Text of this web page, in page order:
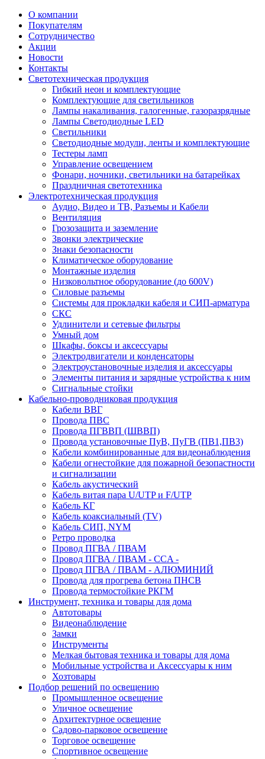
О компании
Покупателям
Сотрудничество
Акции
Новости
Контакты
Светотехническая продукция
Гибкий неон и комплектующие
Комплектующие для светильников
Лампы накаливания, галогенные, газоразрядные
Лампы Светодиодные LED
Светильники
Светодиодные модули, ленты и комплектующие
Тестеры ламп
Управление освещением
Фонари, ночники, светильники на батарейках
Праздничная светотехника
Электротехническая продукция
Аудио, Видео и ТВ, Разъемы и Кабели
Вентиляция
Грозозащита и заземление
Звонки электрические
Знаки безопасности
Климатическое оборудование
Монтажные изделия
Низковольтное оборудование (до 600V)
Силовые разъемы
Системы для прокладки кабеля и СИП-арматура
СКС
Удлинители и сетевые фильтры
Умный дом
Шкафы, боксы и аксессуары
Электродвигатели и конденсаторы
Электроустановочные изделия и аксессуары
Элементы питания и зарядные устройства к ним
Сигнальные стойки
Кабельно-проводниковая продукция
Кабели ВВГ
Провода ПВС
Провода ПГВВП (ШВВП)
Провода установочные ПуВ, ПуГВ (ПВ1,ПВ3)
Кабели комбинированные для видеонаблюдения
Кабели огнестойкие для пожарной безопастности
и сигнализации
Кабель акустический
Кабель витая пара U/UTP и F/UTP
Кабель КГ
Кабель коаксиальный (TV)
Кабель СИП, NYM
Ретро проводка
Провод ПГВА / ПВАМ
Провод ПГВА / ПВАМ - CCA -
Провод ПГВА / ПВАМ - АЛЮМИНИЙ
Провода для прогрева бетона ПНСВ
Провода термостойкие РКГМ
Инструмент, техника и товары для дома
Автотовары
Видеонаблюдение
Замки
Инструменты
Мелкая бытовая техника и товары для дома
Мобильные устройства и Аксессуары к ним
Хозтовары
Подбор решений по освещению
Промышленное освещение
Уличное освещение
Архитектурное освещение
Садово-парковое освещение
Торговое освещение
Спортивное освещение